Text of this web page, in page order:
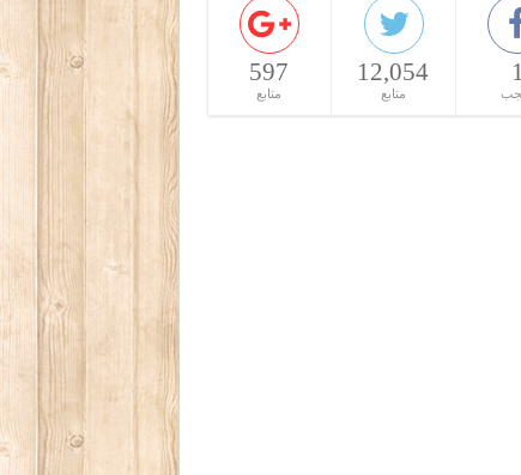
1
12,054
متابع
597
متابع